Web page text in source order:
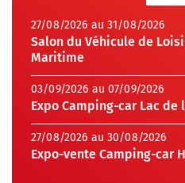
27/08/2026 au 31/08/2026
Salon du Véhicule de
Maritime
03/09/2026 au 07/09/2026
Expo Camping-car Lac de
27/08/2026 au 30/08/2026
Expo-vente Camping-car